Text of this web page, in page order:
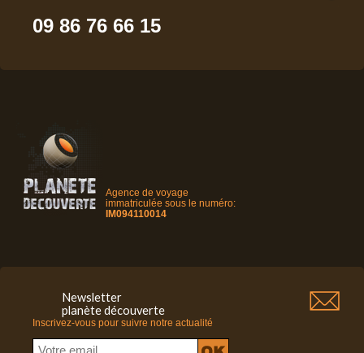
09 86 76 66 15
Agence de voyage
immatriculée sous le numéro:
IM094110014
Newsletter
planète découverte
Inscrivez-vous pour suivre notre actualité